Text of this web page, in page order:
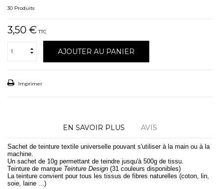
30 Produits
3,50 € TTC
AJOUTER AU PANIER
Imprimer
EN SAVOIR PLUS AVIS
Sachet de teinture textile universelle pouvant s'utiliser à la main ou à la
machine.
Un sachet de 10g permettant de teindre jusqu'à 500g de tissu.
Teinture de marque Teinture Design (31 couleurs disponibles)
La teinture convient pour tous les tissus de fibres naturelles (coton, lin,
soie, laine ...)